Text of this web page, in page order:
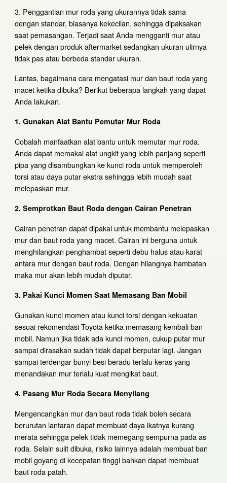
3. Penggantian mur roda yang ukurannya tidak sama
dengan standar, biasanya kekecilan, sehingga dipaksakan
saat pemasangan. Terjadi saat Anda mengganti mur atau
pelek dengan produk aftermarket sedangkan ukuran ulirnya
tidak pas atau berbeda standar ukuran.
Lantas, bagaimana cara mengatasi mur dan baut roda yang
macet ketika dibuka? Berikut beberapa langkah yang dapat
Anda lakukan.
1. Gunakan Alat Bantu Pemutar Mur Roda
Cobalah manfaatkan alat bantu untuk memutar mur roda.
Anda dapat memakai alat ungkit yang lebih panjang seperti
pipa yang disambungkan ke kunci roda untuk memperoleh
torsi atau daya putar ekstra sehingga lebih mudah saat
melepaskan mur.
2. Semprotkan Baut Roda dengan Cairan Penetran
Cairan penetran dapat dipakai untuk membantu melepaskan
mur dan baut roda yang macet. Cairan ini berguna untuk
menghilangkan penghambat seperti debu halus atau karat
antara mur dengan baut roda. Dengan hilangnya hambatan
maka mur akan lebih mudah diputar.
3. Pakai Kunci Momen Saat Memasang Ban Mobil
Gunakan kunci momen atau kunci torsi dengan kekuatan
sesuai rekomendasi Toyota ketika memasang kembali ban
mobil. Namun jika tidak ada kunci momen, cukup putar mur
sampai dirasakan sudah tidak dapat berputar lagi. Jangan
sampai terdengar bunyi besi beradu terlalu keras yang
menandakan mur terlalu kuat mengikat baut.
4. Pasang Mur Roda Secara Menyilang
Mengencangkan mur dan baut roda tidak boleh secara
berurutan lantaran dapat membuat daya ikatnya kurang
merata sehingga pelek tidak memegang sempurna pada as
roda. Selain sulit dibuka, risiko lainnya adalah membuat ban
mobil goyang di kecepatan tinggi bahkan dapat membuat
baut roda patah.